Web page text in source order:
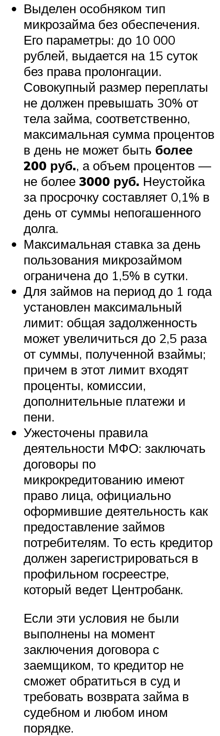
Выделен особняком тип
микрозайма без обеспечения.
Его параметры: до 10 000
рублей, выдается на 15 суток
без права пролонгации.
Совокупный размер переплаты
не должен превышать 30% от
тела займа, соответственно,
максимальная сумма процентов
в день не может быть более
200 руб., а объем процентов —
не более 3000 руб. Неустойка
за просрочку составляет 0,1% в
день от суммы непогашенного
долга.
Максимальная ставка за день
пользования микрозаймом
ограничена до 1,5% в сутки.
Для займов на период до 1 года
установлен максимальный
лимит: общая задолженность
может увеличиться до 2,5 раза
от суммы, полученной взаймы;
причем в этот лимит входят
проценты, комиссии,
дополнительные платежи и
пени.
Ужесточены правила
деятельности МФО: заключать
договоры по
микрокредитованию имеют
право лица, официально
оформившие деятельность как
предоставление займов
потребителям. То есть кредитор
должен зарегистрироваться в
профильном госреестре,
который ведет Центробанк.
Если эти условия не были
выполнены на момент
заключения договора с
заемщиком, то кредитор не
сможет обратиться в суд и
требовать возврата займа в
судебном и любом ином
порядке.